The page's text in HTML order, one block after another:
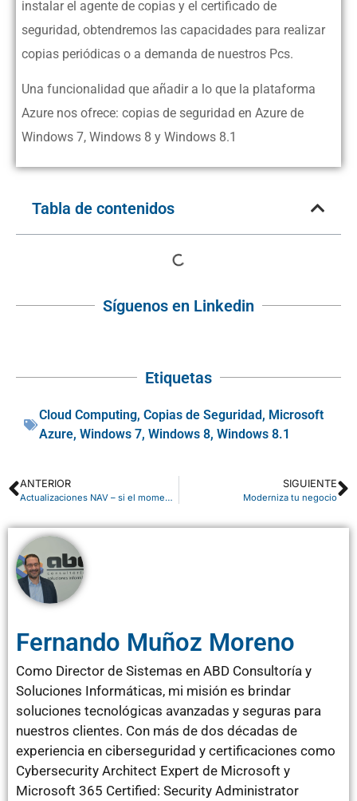
instalar el agente de copias y el certificado de
seguridad, obtendremos las capacidades para realizar
copias periódicas o a demanda de nuestros Pcs.
Una funcionalidad que añadir a lo que la plataforma
Azure nos ofrece: copias de seguridad en Azure de
Windows 7, Windows 8 y Windows 8.1
Tabla de contenidos
Síguenos en Linkedin
Etiquetas
Cloud Computing, Copias de Seguridad, Microsoft
Azure, Windows 7, Windows 8, Windows 8.1
ANTERIOR
Actualizaciones NAV – si el momento no ha llegado todavía, con el tiempo lo hará.
SIGUIENTE
Moderniza tu negocio
Fernando Muñoz Moreno
Como Director de Sistemas en ABD Consultoría y
Soluciones Informáticas, mi misión es brindar
soluciones tecnológicas avanzadas y seguras para
nuestros clientes. Con más de dos décadas de
experiencia en ciberseguridad y certificaciones como
Cybersecurity Architect Expert de Microsoft y
Microsoft 365 Certified: Security Administrator